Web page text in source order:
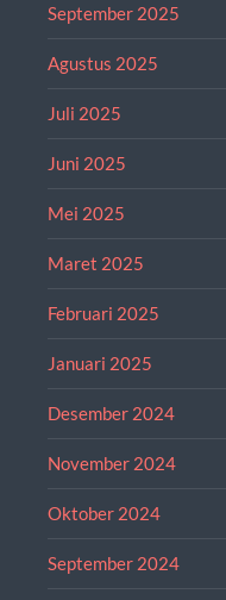
September 2025
Agustus 2025
Juli 2025
Juni 2025
Mei 2025
Maret 2025
Februari 2025
Januari 2025
Desember 2024
November 2024
Oktober 2024
September 2024